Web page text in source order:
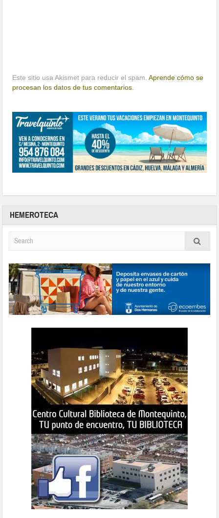
Este sitio usa Akismet para reducir el spam.Aprende cómo se
procesan los datos de tus comentarios.
HEMEROTECA